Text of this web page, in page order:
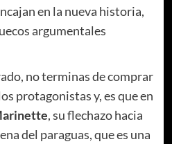
en la nueva historia,
argumentales
no terminas de comprar
protagonistas y, es que en
, su flechazo hacia
del paraguas, que es una